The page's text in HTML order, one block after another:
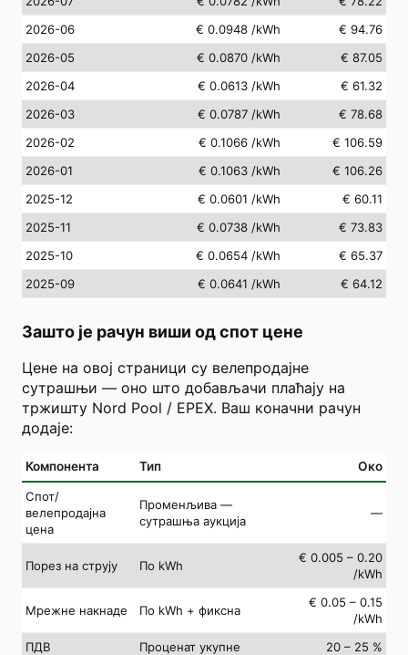
2026-06
€ 0.0948 /kWh
€ 94.76
2026-05
€ 0.0870 /kWh
€ 87.05
2026-04
€ 0.0613 /kWh
€ 61.32
2026-03
€ 0.0787 /kWh
€ 78.68
2026-02
€ 0.1066 /kWh
€ 106.59
2026-01
€ 0.1063 /kWh
€ 106.26
2025-12
€ 0.0601 /kWh
€ 60.11
2025-11
€ 0.0738 /kWh
€ 73.83
2025-10
€ 0.0654 /kWh
€ 65.37
2025-09
€ 0.0641 /kWh € 64.12
Зашто је рачун виши од спот цене
Цене на овој страници су велепродајне
сутрашњи — оно што добављачи плаћају на
тржишту Nord Pool / EPEX. Ваш коначни рачун
додаје:
Компонента Тип Око
Спот/
велепродајна
цена
Променљива —
сутрашња аукција
—
Порез на струју По kWh
€ 0.005 – 0.20
/kWh
Мрежне накнаде По kWh + фиксна
€ 0.05 – 0.15
/kWh
ПДВ
Проценат укупне
20 – 25 %